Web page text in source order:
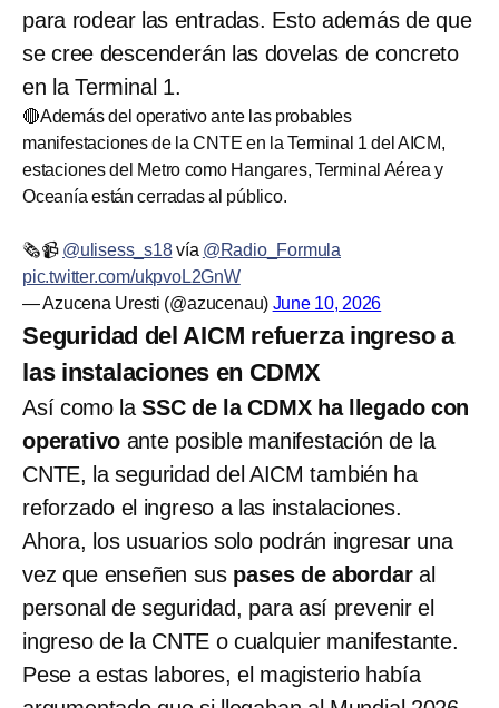
para rodear las entradas. Esto además de que
se cree descenderán las dovelas de concreto
en la Terminal 1.
🔴Además del operativo ante las probables
manifestaciones de la CNTE en la Terminal 1 del AICM,
estaciones del Metro como Hangares, Terminal Aérea y
Oceanía están cerradas al público.
🗞️📹 @ulisess_s18vía @Radio_Formula
pic.twitter.com/ukpvoL2GnW
— Azucena Uresti (@azucenau) June 10, 2026
Seguridad del AICM refuerza ingreso a
las instalaciones en CDMX
Así como laSSC de la CDMX ha llegado con
operativo ante posible manifestación de la
CNTE, la seguridad del AICM también ha
reforzado el ingreso a las instalaciones.
Ahora, los usuarios solo podrán ingresar una
vez que enseñen sus pases de abordar al
personal de seguridad, para así prevenir el
ingreso de la CNTE o cualquier manifestante.
Pese a estas labores, el magisterio había